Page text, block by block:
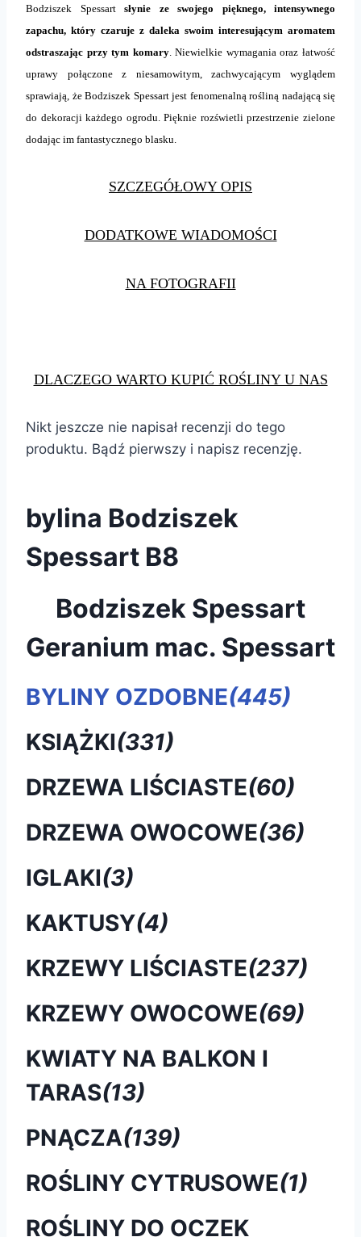
Bodziszek Spessart słynie ze swojego pięknego, intensywnego
zapachu, który czaruje z daleka swoim interesującym aromatem
odstraszając przy tym komary. Niewielkie wymagania oraz łatwość
uprawy połączone z niesamowitym, zachwycającym wyglądem
sprawiają, że Bodziszek Spessart jest fenomenalną rośliną nadającą się
do dekoracji każdego ogrodu .Pięknie rozświetli przestrzenie zielone
dodając im fantastycznego blasku
SZCZEGÓŁOWY OPIS
DODATKOWE WIADOMOŚCI
NA FOTOGRAFII
DLACZEGO WARTO KUPIĆ ROŚLINY U NAS
Nikt jeszcze nie napisał recenzji do tego
produktu. Bądź pierwszy i napisz recenzję.
bylina Bodziszek
Spessart B8
Bodziszek Spessart
Geranium mac. Spessart
BYLINY OZDOBNE(445)
KSIĄŻKI(331)
DRZEWA LIŚCIASTE(60)
DRZEWA OWOCOWE(36)
IGLAKI(3)
KAKTUSY(4)
KRZEWY LIŚCIASTE(237)
KRZEWY OWOCOWE(69)
KWIATY NA BALKON I
TARAS(13)
PNĄCZA(139)
ROŚLINY CYTRUSOWE(1)
ROŚLINY DO OCZEK